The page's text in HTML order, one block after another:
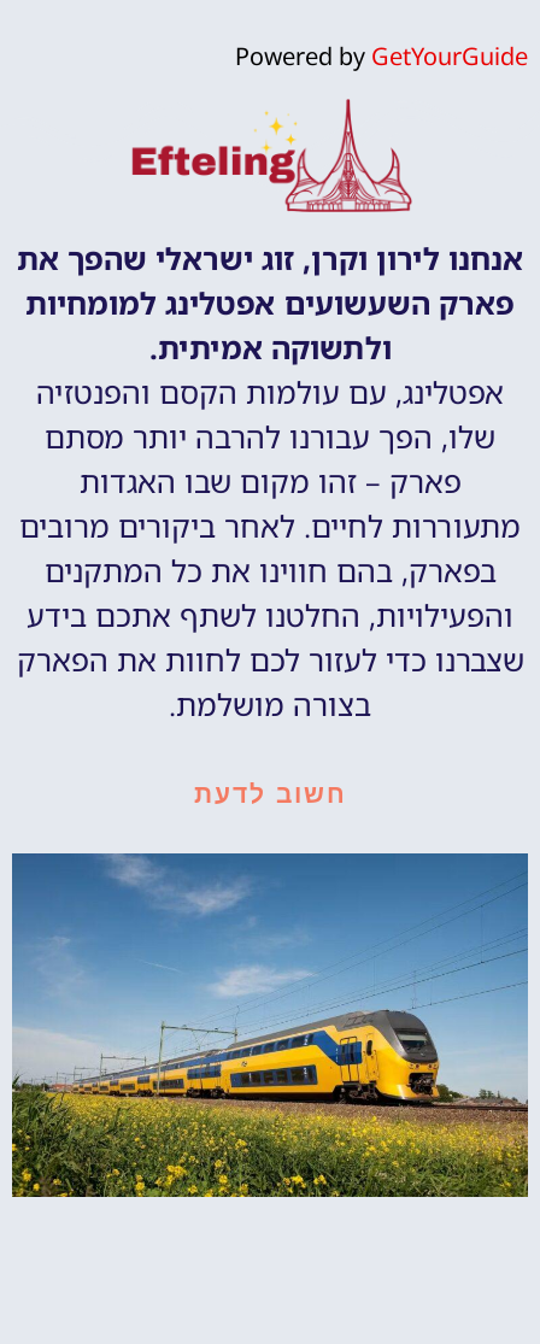
Powered by GetYourGuide
אנחנו לירון וקרן, זוג ישראלי שהפך את
פארק השעשועים אפטלינג למומחיות
ולתשוקה אמיתית.
אפטלינג, עם עולמות הקסם והפנטזיה
שלו, הפך עבורנו להרבה יותר מסתם
פארק – זהו מקום שבו האגדות
מתעוררות לחיים. לאחר ביקורים מרובים
בפארק, בהם חווינו את כל המתקנים
והפעילויות, החלטנו לשתף אתכם בידע
שצברנו כדי לעזור לכם לחוות את הפארק
בצורה מושלמת.
חשוב לדעת